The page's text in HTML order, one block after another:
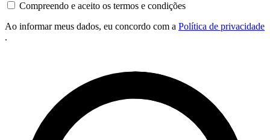
Compreendo e aceito os termos e condições
Ao informar meus dados, eu concordo com a Política de privacidade
.